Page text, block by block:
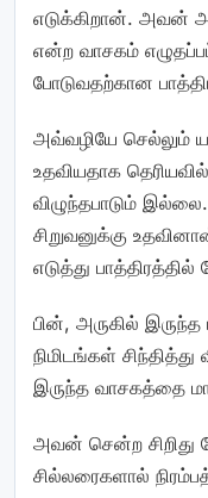
எடுக்கிறான். அவன்
என்ற வாசகம்
போடுவதற்கான
அவ்வழியே செல்லும்
உதவியதாக
விழுந்தபாடும்
சிறுவனுக்கு
எடுத்து
பின், அருகில்
நிமிடங்கள்
இருந்த வாசகத்தை
அவன் சென்ற சிறிது
சில்லரைகளால்